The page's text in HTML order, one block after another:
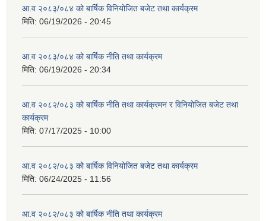
आ.व २०८३/०८४ को बार्षिक विनियोजित बजेट तथा कार्यक्रम
मिति: 06/19/2026 - 20:45
आ.व २०८३/०८४ को बार्षिक नीति तथा कार्यक्रम
मिति: 06/19/2026 - 20:34
आ.व २०८२/०८३ को बार्षिक नीति तथा कार्यक्रमन र विनियोजित बजेट तथा
कार्यक्रम
मिति: 07/17/2025 - 10:00
आ.व २०८२/०८३ को बार्षिक विनियोजित बजेट तथा कार्यक्रम
मिति: 06/24/2025 - 11:56
आ.व २०८२/०८३ को बार्षिक नीति तथा कार्यक्रम